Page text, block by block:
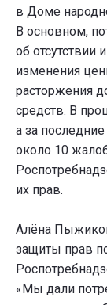
в Доме
В основном,
об отсутствии
изменения
расторжения
средств. В
а за
около 10
их прав.
Алёна
защиты прав
«Мы дали